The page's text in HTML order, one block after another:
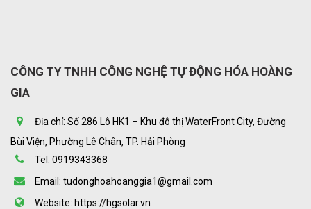
CÔNG TY TNHH CÔNG NGHỆ TỰ ĐỘNG HÓA HOÀNG
GIA
Địa chỉ: Số 286 Lô HK1 – Khu đô thị WaterFront City, Đường
Bùi Viện, Phường Lê Chân, TP. Hải Phòng
Tel: 0919343368
Email: tudonghoahoanggia1@gmail.com
Website: https://hgsolar.vn